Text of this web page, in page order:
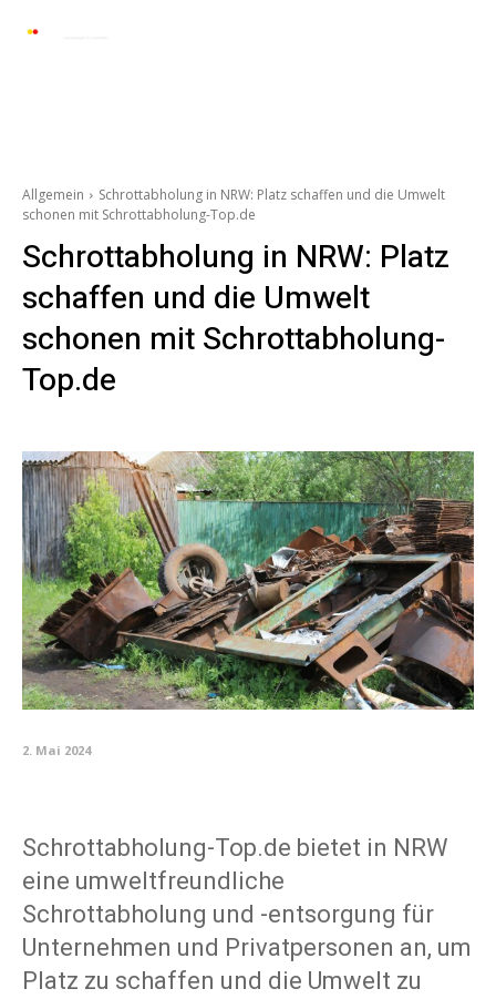
Allgemein
Schrottabholung in NRW: Platz schaffen und die Umwelt
schonen mit Schrottabholung-Top.de
Schrottabholung in NRW: Platz
schaffen und die Umwelt
schonen mit Schrottabholung-
Top.de
2. Mai 2024
Schrottabholung-Top.de bietet in NRW
eine umweltfreundliche
Schrottabholung und -entsorgung für
Unternehmen und Privatpersonen an, um
Platz zu schaffen und die Umwelt zu